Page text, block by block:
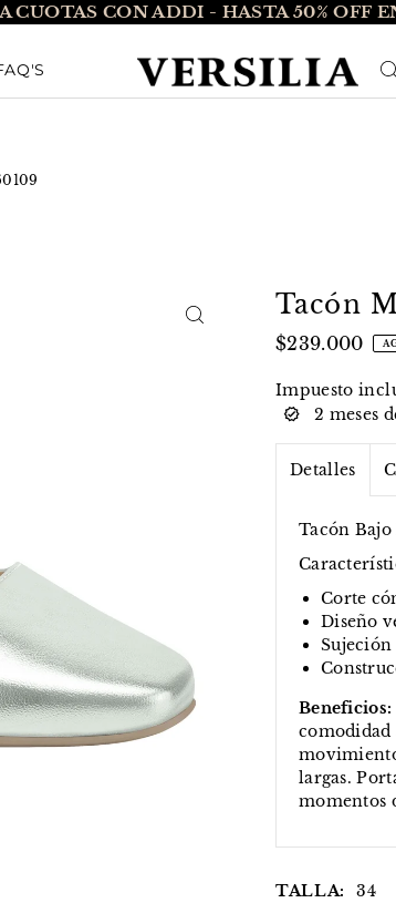
CUOTAS CON ADDI - HASTA 50% OFF
Tacón
$239.000
Impuesto
2 meses
Detalles
Tacón
Corte
Diseño
Sujeción
Beneficios:
comodidad
largas.
momentos
TALLA: 34